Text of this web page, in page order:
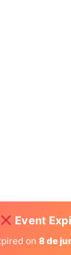
Event
on 8 de